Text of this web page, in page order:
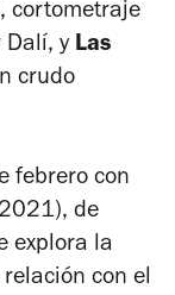
cortometraje
Dalí, y Las
crudo
febrero con
de
explora la
con el